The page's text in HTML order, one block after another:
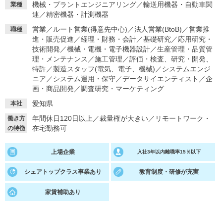
就活ノウハウ・サポート
就活支援
就活ノウハウが満載！
就活コラム
適職診断
あなたに合う仕事を診断！
就活チャンネル
就活ニュースペーパー
就活時事ニュースを更新
よくある質問
不明点があればこちら
業種 機械・プラントエンジニアリング／輸送用機器・自動車関
連 ／精密機器・計測機器
職種 営業／ ルート営業(得意先中心) ／法人営業(BtoB) ／営業推
進・販売促進 ／経理・財務・会計／基礎研究／応用研究・
技術開発 ／機械・電機・電子機器設計／生産管理・品質管
理・メンテナンス ／施工管理 ／評価・検査、研究・開発、
特許／製造スタッフ(電気、電子、機械) ／システムエンジ
ニア ／システム運用・保守／データサイエンティスト ／企
画・商品開発 ／調査研究・マーケティング
本社 愛知県
働き方
の特徴
年間休日120日以上 ／裁量権が大きい／ リモートワーク・
在宅勤務可
上場企業 入社3年以内離職率15％以下
シェアトップクラス事業あり 教育制度・研修が充実
家賃補助あり